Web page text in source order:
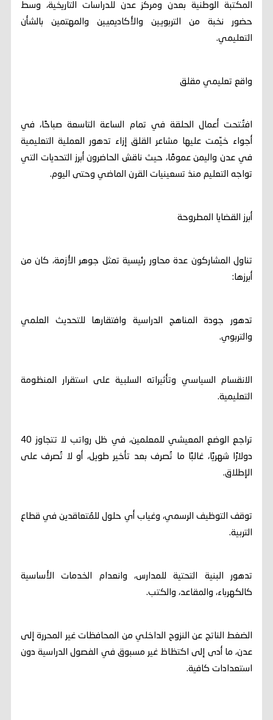
المكتبة الوطنية بعدن ومركز عدن للدراسات التاريخية، وسط
حضور نخبة من التربويين والأكاديميين والمهتمين بالشأن
التعليمي.
واقع تعليمي مقلق
افتُتحت أعمال الحلقة في تمام الساعة التاسعة صباحًا، في
أجواء خيّمت عليها مشاعر القلق إزاء تدهور العملية التعليمية
في عدن واليمن عمومًا، حيث ناقش الحاضرون أبرز التحديات التي
تواجه التعليم منذ تسعينيات القرن الماضي وحتى اليوم.
أبرز القضايا المطروحة
تناول المشاركون عدة محاور رئيسية تمثل جوهر الأزمة، كان من
أبرزها:
تدهور جودة المناهج الدراسية وافتقارها للتحديث العلمي
والتربوي.
الانقسام السياسي وتأثيراته السلبية على استقرار المنظومة
التعليمية.
تراجع الوضع المعيشي للمعلمين، في ظل رواتب لا تتجاوز 40
دولارًا شهريًا، غالبًا ما تُصرف بعد تأخير طويل، أو لا تُصرف على
الإطلاق.
توقف التوظيف الرسمي، وغياب أي حلول للمُتعاقدين في قطاع
التربية.
تدهور البنية التحتية للمدارس، وانعدام الخدمات الأساسية
كالكهرباء، والمقاعد، والكتب.
الضغط الناتج عن النزوح الداخلي من المحافظات غير المحررة إلى
عدن، ما أدى إلى اكتظاظ غير مسبوق في الفصول الدراسية دون
استعدادات كافية.